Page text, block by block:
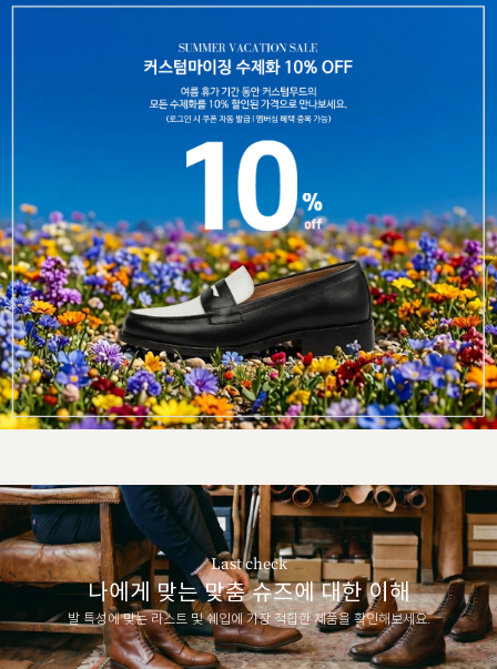
Last check
나에게 맞는 맞춤 슈즈에 대한 이해
발 특성에 맞는 라스트 및 쉐입에 가장 적합한 제품을 확인해보세요.